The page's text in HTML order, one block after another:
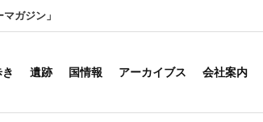
ガジン」
遺跡 国情報 アーカイブス 会社案内